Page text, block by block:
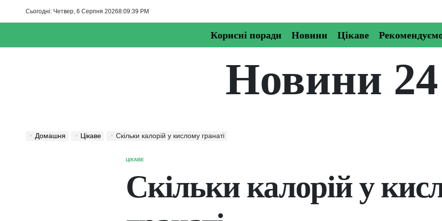
Сьогодні: Четвер, 6 Серпня 20268:09:40 PM
Корисні поради Новини Цікаве
Новини 24
Домашня Цікаве Скільки калорій у кислому гранаті
ОПУБЛІКУВАТИ
ЦІКАВЕ
Скільки калорій у